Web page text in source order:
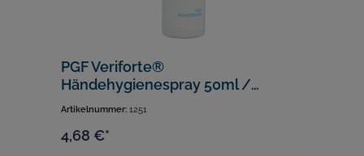
PGF Veriforte®
Händehygienespray 50ml /
gebrauchsfertig/ Verkaufseinheit:
Artikelnummer: 1251
4,68 €*